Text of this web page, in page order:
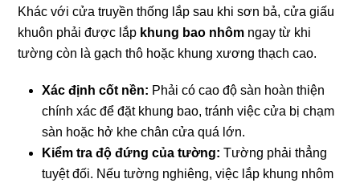
Khác với cửa truyền thống lắp sau khi sơn bả, cửa giấu
khuôn phải được lắp khung bao nhôm ngay từ khi
tường còn là gạch thô hoặc khung xương thạch cao.
Xác định cốt nền: Phải có cao độ sàn hoàn thiện
chính xác để đặt khung bao, tránh việc cửa bị chạm
sàn hoặc hở khe chân cửa quá lớn.
Kiểm tra độ đứng của tường: Tường phải thẳng
tuyệt đối. Nếu tường nghiêng, việc lắp khung nhôm